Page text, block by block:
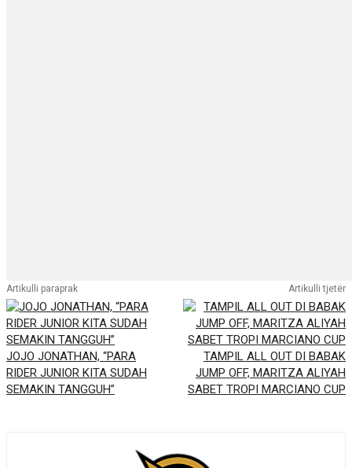
Artikulli paraprak
JOJO JONATHAN, “PARA
RIDER JUNIOR KITA SUDAH
SEMAKIN TANGGUH”
Artikulli tjetër
TAMPIL ALL OUT DI BABAK
JUMP OFF, MARITZA ALIYAH
SABET TROPI MARCIANO CUP